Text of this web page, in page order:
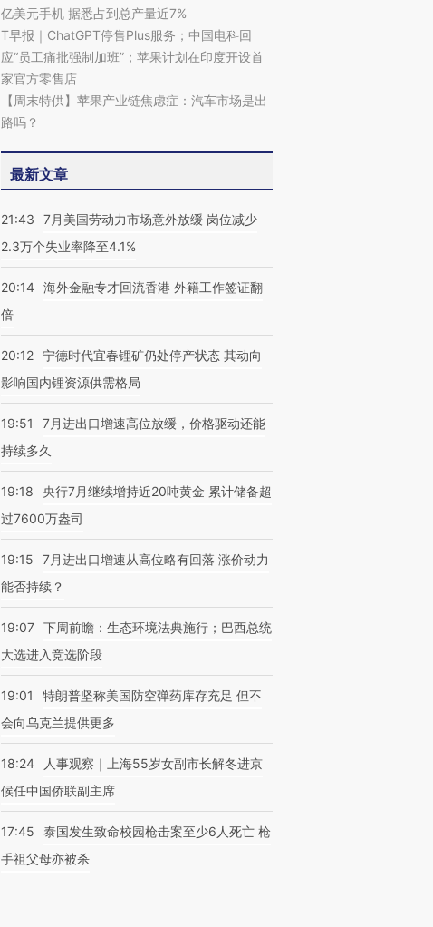
员跨国走私7万
尿检体内含3种
视线｜被称为“蟑螂”的印
度Z世代 用街头抗争将教
视线｜“入侵”还是“人道危
亿美元手机 据悉占到总产量近7%
T早报｜ChatGPT停售Plus服务；中国电科回
应“员工痛批强制加班”；苹果计划在印度开设首
家官方零售店
【周末特供】苹果产业链焦虑症：汽车市场是出
路吗？
最新文章
21:43
7月美国劳动力市场意外放缓 岗位减少
2.3万个失业率降至4.1%
20:14 海外金融专才回流香港 外籍工作签证翻
倍
20:12 宁德时代宜春锂矿仍处停产状态 其动向
影响国内锂资源供需格局
19:51
7月进出口增速高位放缓，价格驱动还能
持续多久
19:18
央行7月继续增持近20吨黄金 累计储备超
过7600万盎司
19:15
7月进出口增速从高位略有回落 涨价动力
能否持续？
19:07 下周前瞻：生态环境法典施行；巴西总统
大选进入竞选阶段
19:01
特朗普坚称美国防空弹药库存充足 但不
会向乌克兰提供更多
18:24
人事观察｜上海55岁女副市长解冬进京
候任中国侨联副主席
17:45
泰国发生致命校园枪击案至少6人死亡 枪
手祖父母亦被杀